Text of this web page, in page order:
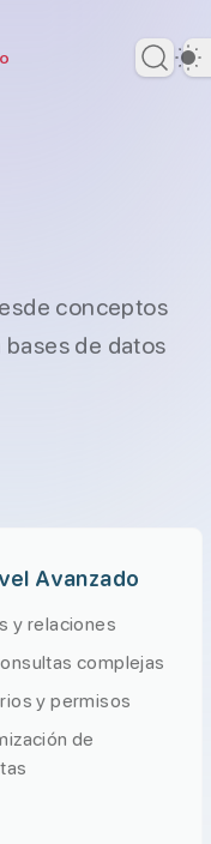
conceptos
de datos
Avanzado
y relaciones
complejas
y permisos
de